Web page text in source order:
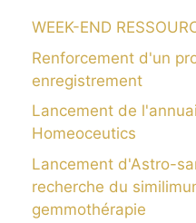
WEEK-END
Renforcement d'un
enregistrement
Lancement de
Homeoceutics
Lancement d'Astro-
recherche du
gemmothérapie